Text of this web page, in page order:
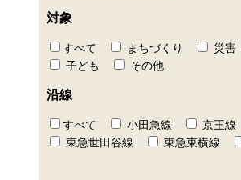
対象
すべて まちづくり 災害
子ども
その他
沿線
すべて 小田急線 京王線
東急世田谷線
東急東横線